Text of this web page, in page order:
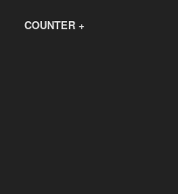
COUNTER +